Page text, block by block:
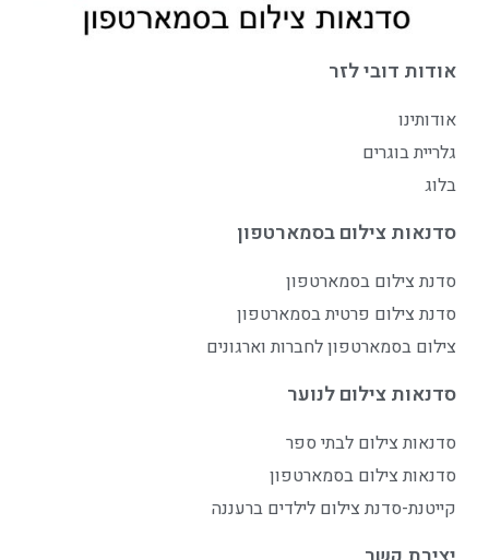
אודות דובי לזר
אודותינו
גלריית בוגרים
בלוג
סדנאות צילום בסמארטפון
סדנת צילום בסמארטפון
סדנת צילום פרטית בסמארטפון
צילום בסמארטפון לחברות וארגונים
סדנאות צילום לנוער
סדנאות צילום לבתי ספר
סדנאות צילום בסמארטפון
קייטנת-סדנת צילום לילדים ברעננה